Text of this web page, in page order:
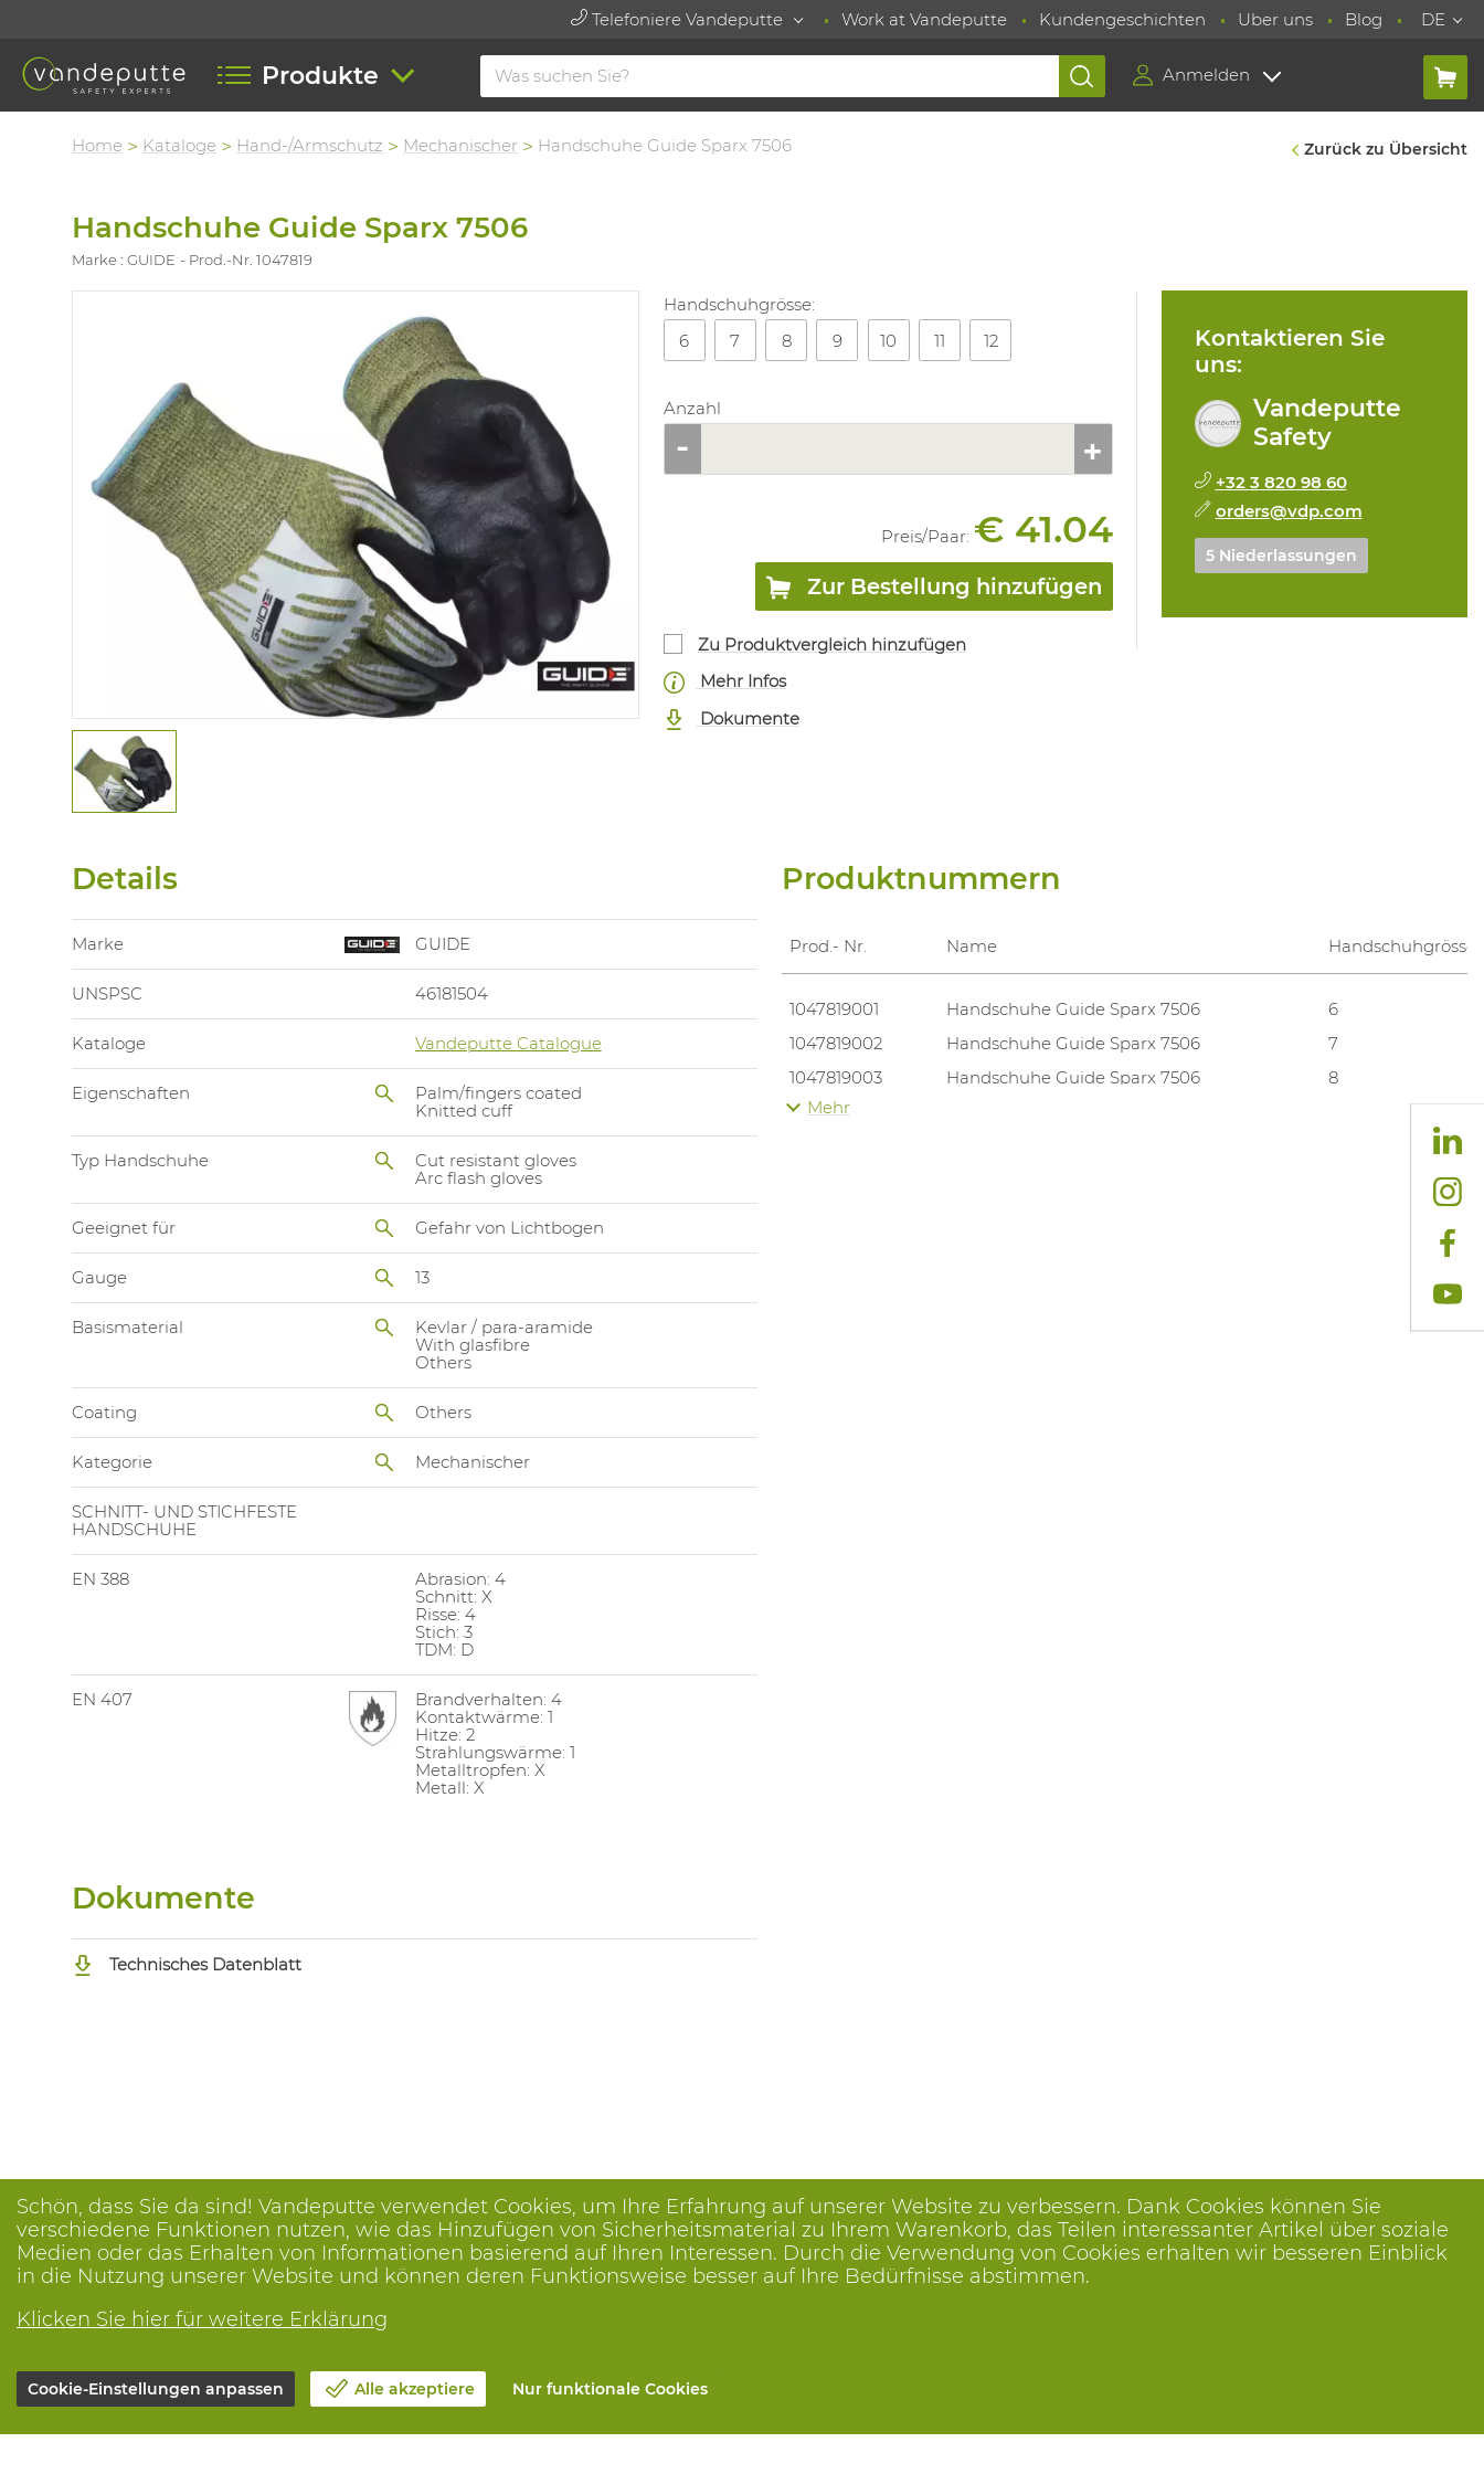
Telefoniere Vandeputte Work at Vandeputte Kundengeschichten Uber uns Blog DE
Produkte Anmelden
Home Kataloge Hand-/Armschutz Mechanischer Handschuhe Guide Sparx 7506 Zurück zu Übersicht
Handschuhe Guide Sparx 7506
Marke : GUIDE Prod.-Nr. 1047819
Handschuhgrösse:
6
7 8 9 10 11 12
Anzahl
Preis/Paar: € 41.04
Zur Bestellung hinzufügen
Zu Produktvergleich hinzufügen
Mehr Infos
Dokumente
Kontaktieren Sie
uns:
Vandeputte
Safety
+32 3 820 98 60
orders@vdp.com
5 Niederlassungen
Details
Marke GUIDE
UNSPSC 46181504
Kataloge Vandeputte Catalogue
Eigenschaften
Palm/fingers coated
Knitted cuff
Typ Handschuhe
Cut resistant gloves
Arc flash gloves
Geeignet für Gefahr von Lichtbogen
Gauge 13
Basismaterial
Kevlar / para-aramide
With glasfibre
Others
Coating Others
Kategorie Mechanischer
SCHNITT- UND STICHFESTE
HANDSCHUHE
EN 388
Abrasion: 4
Schnitt: X
Risse: 4
Stich: 3
TDM: D
EN 407
Brandverhalten: 4
Kontaktwärme: 1
Hitze: 2
Strahlungswärme: 1
Metalltropfen: X
Metall: X
Produktnummern
Prod.- Nr. Name Handschuhgrösse
1047819001 Handschuhe Guide Sparx 7506
6
1047819002
Handschuhe Guide Sparx 7506
7
1047819003
Handschuhe Guide Sparx 7506
8
1047819004
Mehr
Dokumente
Technisches Datenblatt
Schön, dass Sie da sind! Vandeputte verwendet Cookies, um Ihre Erfahrung auf unserer Website zu verbessern. Dank Cookies können Sie
verschiedene Funktionen nutzen, wie das Hinzufügen von Sicherheitsmaterial zu Ihrem Warenkorb, das Teilen interessanter Artikel über soziale
Medien oder das Erhalten von Informationen basierend auf Ihren Interessen. Durch die Verwendung von Cookies erhalten wir besseren Einblick
in die Nutzung unserer Website und können deren Funktionsweise besser auf Ihre Bedürfnisse abstimmen.
Klicken Sie hier für weitere Erklärung
Cookie-Einstellungen anpassen Alle akzeptiere Nur funktionale Cookies